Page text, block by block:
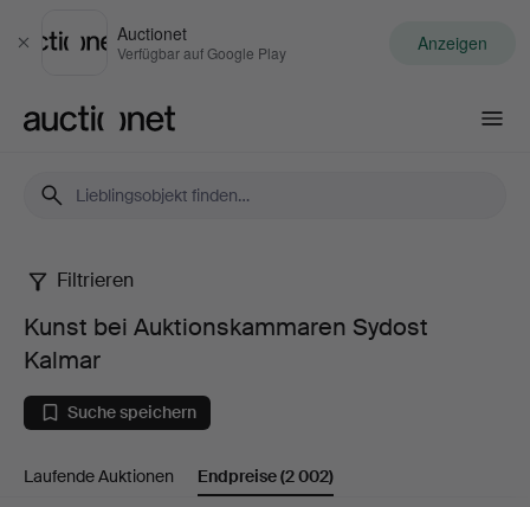
Schließen
Auctionet
Verfügbar auf Google Play Anzeigen
Kunst
bei
Auktionskammaren
Sydost
Filtrieren
Kunst bei Auktionskammaren Sydost
Kalmar
Suche speichern
Laufende Auktionen Endpreise(2 002)